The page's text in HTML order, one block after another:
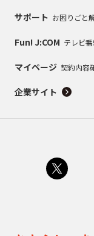
サポート お困りごと
Fun! J:COM テレビ
マイページ 契約内容
企業サイト